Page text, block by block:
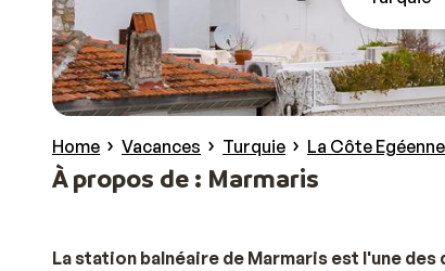
Home Vacances Turquie La Côte
À propos de : Marmaris
La station balnéaire de Marmaris est l'une